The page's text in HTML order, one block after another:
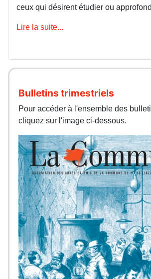
ceux qui désirent étudier ou
Lire la suite...
Bulletins trimestriels
Pour accéder à l'ensemble des
cliquez sur l'image ci-dessous.